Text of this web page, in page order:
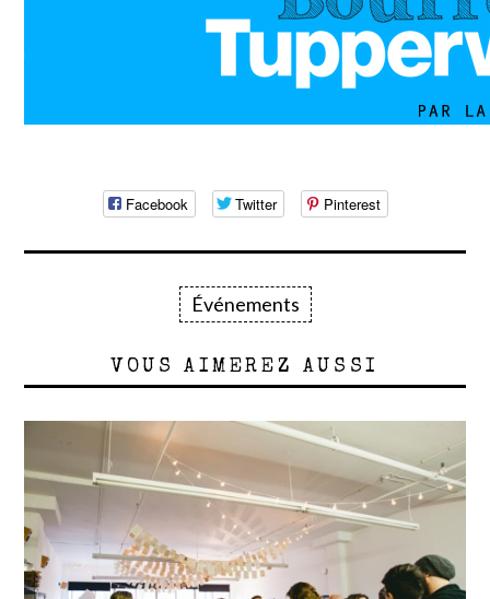
Facebook Twitter Pinterest
Événements
VOUS AIMEREZ AUSSI